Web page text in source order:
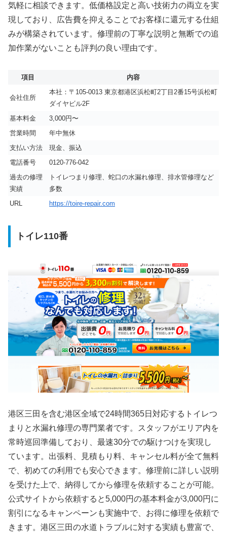
気軽に相談できます。低価格設定と高い技術力の両立を実
現しており、広告費を抑えることでお客様に還元する仕組
みが構築されています。修理前の丁寧な説明と無断での追
加作業がないことも評判の良い理由です。
項目 内容
会社住所
本社：〒105-0013 東京都港区浜松町2丁目2番15号浜松町
ダイヤビル2F
基本料金
3,000円〜
営業時間
年中無休
支払い方法
現金、振込
電話番号
0120-776-042
過去の修理
実績
トイレつまり修理、蛇口の水漏れ修理、排水管修理など
多数
URL
https://toire-repair.com
トイレ110番
港区三田を含む港区全域で24時間365日対応するトイレつ
まりと水漏れ修理の専門業者です。スタッフがエリア内を
常時巡回準備しており、最速30分での駆けつけを実現し
ています。出張料、見積もり料、キャンセル料が全て無料
で、初めての利用でも安心できます。修理前に詳しい説明
を受けた上で、納得してから修理を依頼することが可能。
公式サイトから依頼すると5,000円の基本料金が3,000円に
割引になるキャンペーンも実施中で、お得に修理を依頼で
きます。港区三田の水道トラブルに対する実績も豊富で、